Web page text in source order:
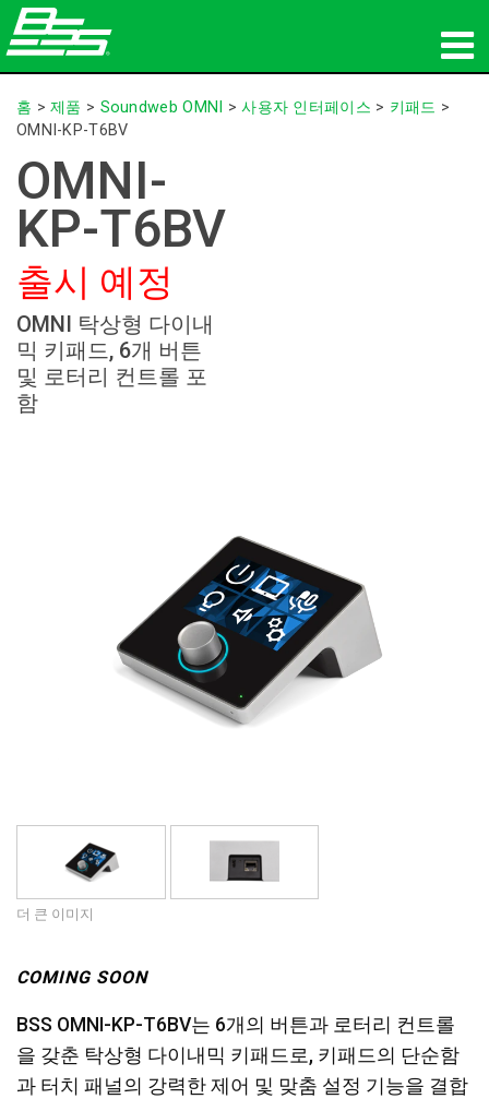
제품
구매처
지원
연혁
홈 >제품 > Soundweb OMNI >사용자 인터페이스 > 키패드 >
OMNI-KP-T6BV
OMNI-
KP-T6BV
출시 예정
OMNI 탁상형 다이내
믹 키패드, 6개 버튼
및 로터리 컨트롤 포
함
더 큰 이미지
COMING SOON
BSS OMNI-KP-T6BV는 6개의 버튼과 로터리 컨트롤
을 갖춘 탁상형 다이내믹 키패드로, 키패드의 단순함
과 터치 패널의 강력한 제어 및 맞춤 설정 기능을 결합